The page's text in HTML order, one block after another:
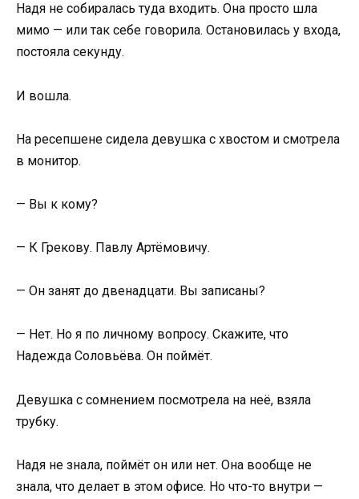
Надя не собиралась туда входить. Она просто шла
мимо — или так себе говорила. Остановилась у входа,
постояла секунду.
И вошла.
На ресепшене сидела девушка с хвостом и смотрела
в монитор.
— Вы к кому?
— К Грекову. Павлу Артёмовичу.
— Он занят до двенадцати. Вы записаны?
— Нет. Но я по личному вопросу. Скажите, что
Надежда Соловьёва. Он поймёт.
Девушка с сомнением посмотрела на неё, взяла
трубку.
Надя не знала, поймёт он или нет. Она вообще не
знала, что делает в этом офисе. Но что-то внутри —